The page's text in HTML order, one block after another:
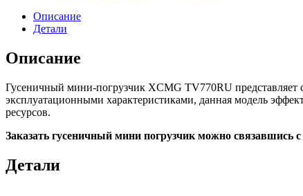
Описание
Детали
Описание
Гусеничный мини-погрузчик XCMG TV770RU
эксплуатационными характеристиками, данная модель
ресурсов.
Заказать гусеничный мини погрузчик можно связавшись
Детали